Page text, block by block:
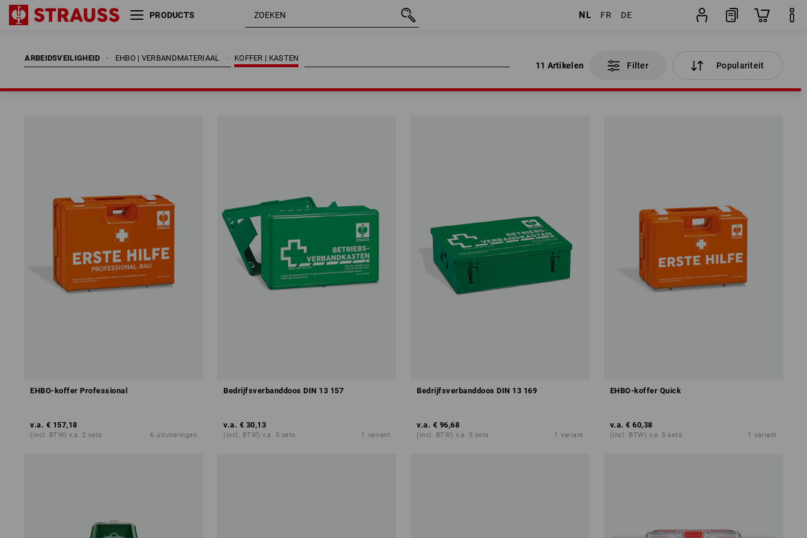
PRODUCTS NL FR DE
ARBEIDSVEILIGHEID KOFFER | KASTEN
EHBO | VERBANDMATERIAAL
11 Artikelen Filter Populariteit
ARBEIDSVEILIGHEID KOFFER | KASTEN
EHBO | VERBANDMATERIAAL
11 Artikelen Filter Populariteit
EHBO-koffer Professional
v.a. € 157,18
(incl. BTW) v.a. 2 sets 6 uitvoeringen
Bedrijfsverbanddoos DIN 13 157
v.a. € 30,13
(incl. BTW) v.a. 5 sets 1 variant
Bedrijfsverbanddoos DIN 13 169
v.a. € 96,68
(incl. BTW) v.a. 5 sets 1 variant
EHBO-koffer Quick
v.a. € 60,38
(incl. BTW) v.a. 5 sets 1 variant